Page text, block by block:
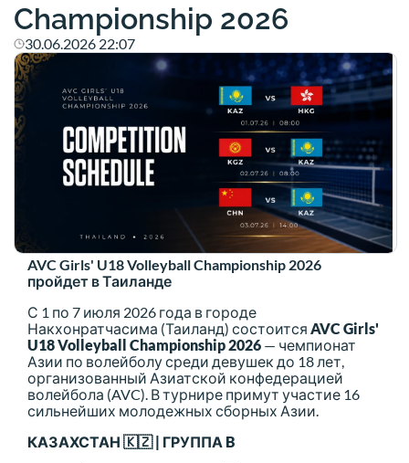
Championship 2026
30.06.2026 22:07
AVC Girls' U18 Volleyball Championship 2026
пройдет в Таиланде
С 1 по 7 июля 2026 года в городе
Накхонратчасима (Таиланд) состоится AVC Girls'
U18 Volleyball Championship 2026 — чемпионат
Азии по волейболу среди девушек до 18 лет,
организованный Азиатской конфедерацией
волейбола (AVC). В турнире примут участие 16
сильнейших молодежных сборных Азии.
КАЗАХСТАН 🇰🇿 | ГРУППА B